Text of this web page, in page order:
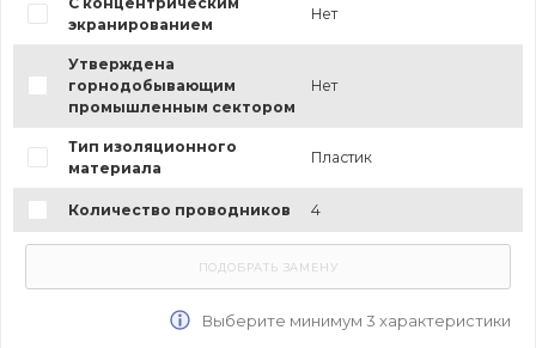
экранированием
Нет
Утверждена
горнодобывающим
промышленным сектором
Нет
Тип изоляционного
материала
Пластик
Количество проводников 4
Выберите минимум 3 характеристики